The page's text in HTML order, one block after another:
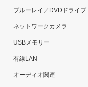
ブルーレイ／DVDドライブ
ネットワークカメラ
USBメモリー
有線LAN
オーディオ関連